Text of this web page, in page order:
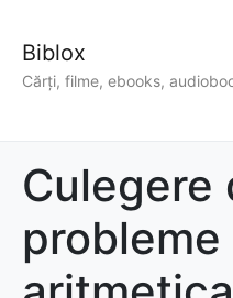
Biblox
Cărți, filme, ebooks,
Culegere
probleme